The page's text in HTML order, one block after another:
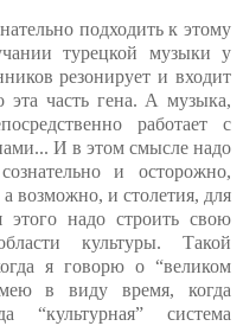
подходить к этому
турецкой музыки у
резонирует и входит
эта часть гена. А музыка,
работает с
И в этом смысле надо
и осторожно,
возможно, и столетия, для
этого надо строить свою
культуры. Такой
я говорю о “великом
в виду время, когда
“культурная” система